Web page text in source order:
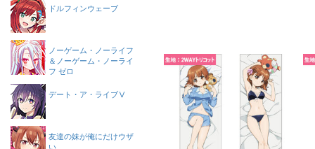
ドルフィンウェーブ
ノーゲーム・ノーライフ
＆ノーゲーム・ノーライ
フ ゼロ
デート・ア・ライブⅤ
友達の妹が俺にだけウザ
い